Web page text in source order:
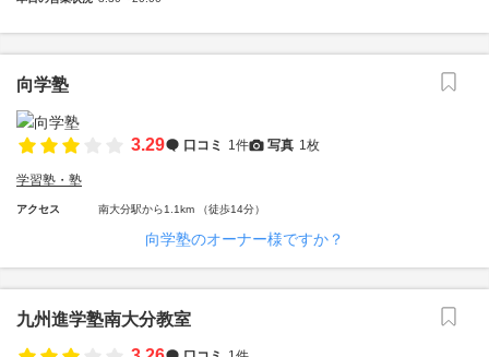
向学塾
3.29 口コミ 1件 写真 1枚
学習塾・塾
アクセス 南大分駅から1.1km （徒歩14分）
向学塾のオーナー様ですか？
九州進学塾南大分教室